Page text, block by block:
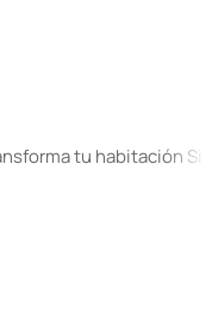
tu habitación Si